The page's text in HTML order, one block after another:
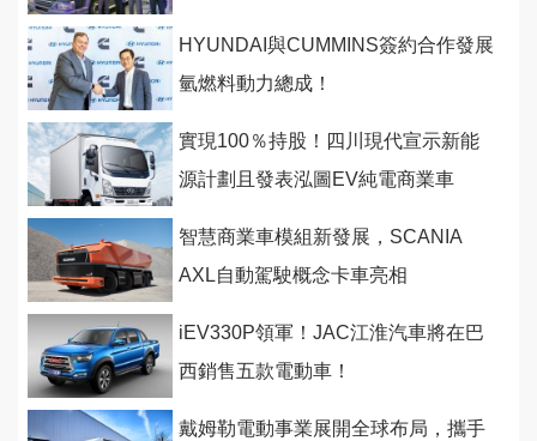
HYUNDAI與CUMMINS簽約合作發展
氫燃料動力總成！
實現100％持股！四川現代宣示新能
源計劃且發表泓圖EV純電商業車
智慧商業車模組新發展，SCANIA
AXL自動駕駛概念卡車亮相
iEV330P領軍！JAC江淮汽車將在巴
西銷售五款電動車！
戴姆勒電動事業展開全球布局，攜手